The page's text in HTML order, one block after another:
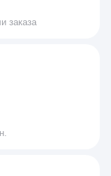
заказа